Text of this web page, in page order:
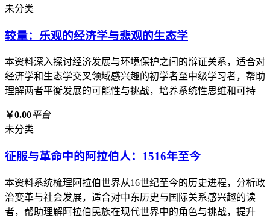
未分类
较量：乐观的经济学与悲观的生态学
本资料深入探讨经济发展与环境保护之间的辩证关系，适合对
经济学和生态学交叉领域感兴趣的初学者至中级学习者，帮助
理解两者平衡发展的可能性与挑战，培养系统性思维和可持
￥0.00平台
未分类
征服与革命中的阿拉伯人：1516年至今
本资料系统梳理阿拉伯世界从16世纪至今的历史进程，分析政
治变革与社会发展，适合对中东历史与国际关系感兴趣的读
者，帮助理解阿拉伯民族在现代世界中的角色与挑战，提升